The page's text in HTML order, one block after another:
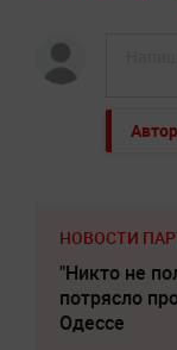
НОВОСТИ
"Никто не
потрясло
Одессе